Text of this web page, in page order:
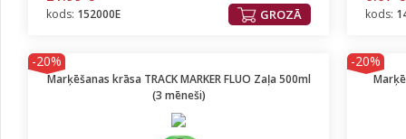
GROZĀ
kods: 152000E kods:
-20%
Marķēšanas krāsa TRACK MARKER FLUO Zaļa 500ml
(3 mēneši)
-20%